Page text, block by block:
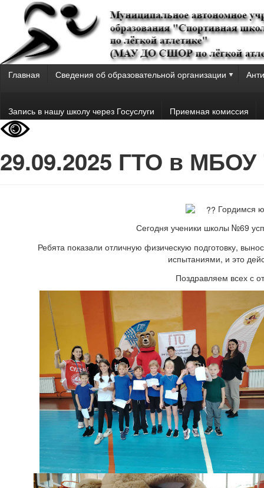
Главная Сведения об образовательной организации
Запись в нашу школу через Госуслуги Приемная комиссия
29.09.2025 ГТО в
Гордимся
Сегодня ученики школы №69
Ребята показали отличную физическую подготовку,
испытаниями, и это
Поздравляем всех с